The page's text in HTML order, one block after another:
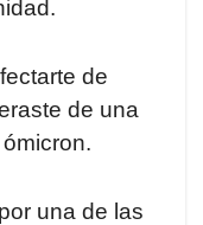
de
de una
una de las